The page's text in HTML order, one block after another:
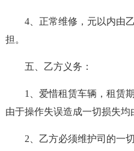
4、正常维修，元以内由
担。
五、乙方义务：
1、爱惜租赁车辆，租赁
由于操作失误造成一切损失均
2、乙方必须维护司的一